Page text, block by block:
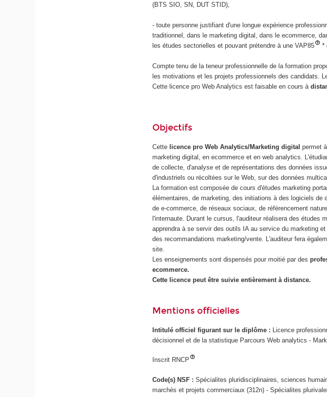
(BTS SIO, SN, DUT STID),
- toute personne justifiant d'une longue expérience
traditionnel, dans le marketing digital, dans le ecommerce,
les études sectorielles et pouvant prétendre à une VAP85
*
Compte tenu de la teneur professionnelle de la formation
les motivations et les projets professionnels des candidats.
Cette licence pro Web Analytics est faisable en cours à
Objectifs
Cette licence pro Web Analytics/Marketing digital permet
marketing digital, en ecommerce et en web analytics.
de collecte, d'analyse et de représentations des données
d'industriels ou récoltées sur le Web, sur des données
La formation est composée de cours d'études marketing
élémentaires, de marketing, des initiations à des logiciels de
de e-commerce, de réseaux sociaux, de référencement
l'internaute. Durant le cursus, l'auditeur réalisera des études
apprendra à se servir des outils IA au service du marketing
des recommandations marketing/vente. L'auditeur fera
site.
Les enseignements sont dispensés pour moitié par des
ecommerce.
Cette licence peut être suivie entièrement à distance.
Mentions officielles
Intitulé officiel figurant sur le diplôme : Licence
décisionnel et de la statistique Parcours Web analytics -
Inscrit RNCP
Code(s) NSF :Spécialites pluridisciplinaires, sciences
marchés et projets commerciaux (312n) - Spécialites